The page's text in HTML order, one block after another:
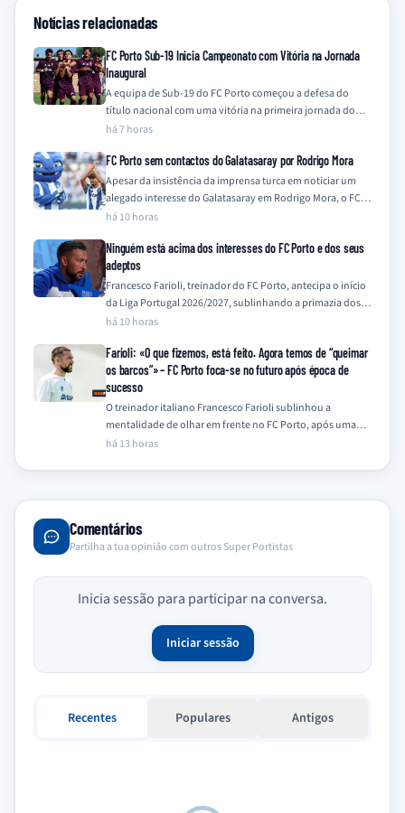
Notícias relacionadas
FC Porto Sub-19 Inicia Campeonato com Vitória na Jornada
Inaugural
A equipa de Sub-19 do FC Porto começou a defesa do
título nacional com uma vitória na primeira jornada do
Campeonato Nacional…
há 7 horas
FC Porto sem contactos do Galatasaray por Rodrigo Mora
Apesar da insistência da imprensa turca em noticiar um
alegado interesse do Galatasaray em Rodrigo Mora, o FC
Porto nega qualquer contacto…
há 10 horas
Ninguém está acima dos interesses do FC Porto e dos seus
adeptos
Francesco Farioli, treinador do FC Porto, antecipa o início
da Liga Portugal 2026/2027, sublinhando a primazia dos
interesses do clube e dos…
há 10 horas
Farioli: «O que fizemos, está feito. Agora temos de “queimar
os barcos”» – FC Porto foca-se no futuro após época de
sucesso
O treinador italiano Francesco Farioli sublinhou a
mentalidade de olhar em frente no FC Porto, após uma
temporada de 2025/26 coroada com…
há 13 horas
Comentários
Partilha a tua opinião com outros Super Portistas
Inicia sessão para participar na conversa.
Iniciar sessão
Recentes Populares Antigos